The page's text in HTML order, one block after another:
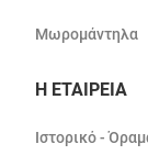
Μωρομάντηλα
Η ΕΤΑΙΡΕΙΑ
Ιστορικό -